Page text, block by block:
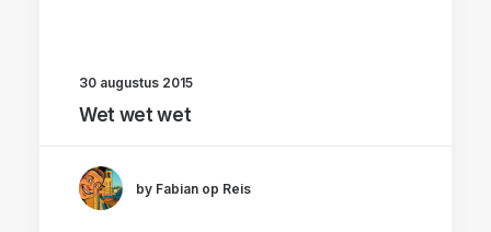
30 augustus 2015
Wet wet wet
by Fabian op Reis